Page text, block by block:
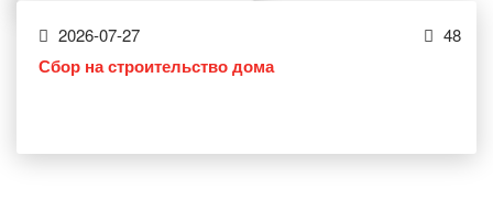
2026-07-27 48
Сбор на строительство дома